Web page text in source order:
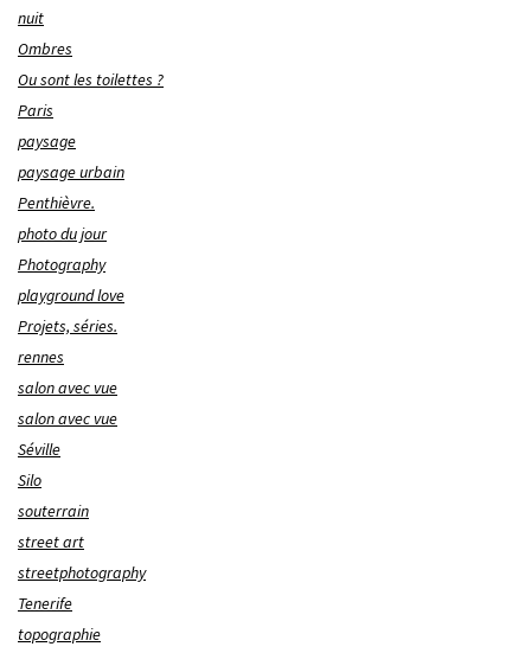
nuit
Ombres
Ou sont les toilettes ?
Paris
paysage
paysage urbain
Penthièvre.
photo du jour
Photography
playground love
Projets, séries.
rennes
salon avec vue
salon avec vue
Séville
Silo
souterrain
street art
streetphotography
Tenerife
topographie